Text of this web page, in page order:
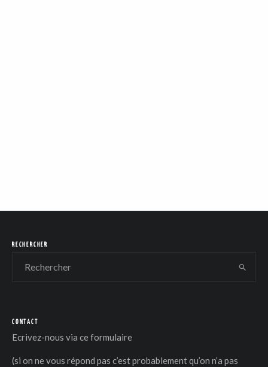
RECHERCHER
CONTACT
Ecrivez-nous via ce formulaire
(si on ne vous répond pas c’est probablement qu’on n’a pas